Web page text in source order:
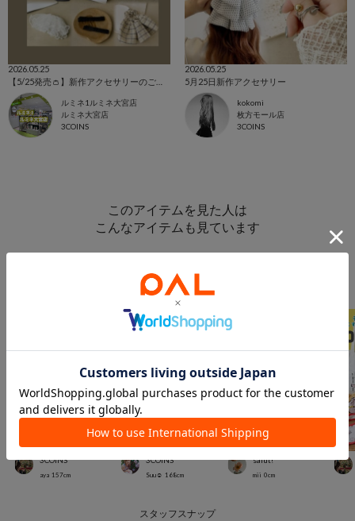
2026.05.25
ルミネ1ルミネ大宮店
ルミネ大宮店
3COINS
2026.05.25
5月25日新作アクセサリー
kokomi
枚方モール店
3COINS
このアイテムを見た人は
こんなアイテムも見ています
スタッフスナップ
＃キッズアイテム
3COINS
aya 157cm
3COINS
Suu☺︎ 168cm
salut!
mii 0cm
スタッフスナップ